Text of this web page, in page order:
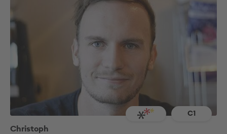
C1
Christoph